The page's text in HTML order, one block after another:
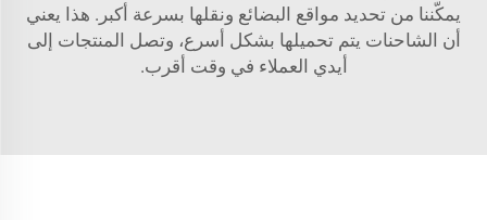
يمكّننا من تحديد مواقع البضائع ونقلها بسرعة أكبر. هذا يعني
أن الشاحنات يتم تحميلها بشكل أسرع، وتصل المنتجات إلى
أيدي العملاء في وقت أقرب.